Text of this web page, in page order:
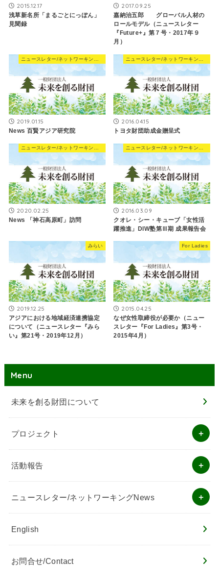
2015.12.17
浅草新名所「まるごとにっぽん」
見聞録
2017.09.25
嘉納治五郎 グローバル人材の
ロールモデル（ニュースレター
『Future+』第７号・2017年９
月）
2019.01.15
News 百賢アジア研究院
2016.04.15
トヨタ財団助成金贈呈式
ニュースレター/ネットワーキングNews
2020.02.25
News 「神石高原町」訪問
ニュースレター/ネットワーキングNews
2016.03.09
クオレ・シー・キューブ「女性活
躍推進」DIW塾第Ⅲ期 成果報告会
みらい
2019.12.25
アジアにおける地域経済連携協定
について（ニュースレター『みら
い』第21号・2019年12月）
For Ladies
2015.04.25
なぜ女性取締役が必要か（ニュー
スレター『For Ladies』第3号・
2015年4月）
Menu
未来を創る財団について
プロジェクト
活動報告
ニュースレター/ネットワーキングNews
English
お問合せ/Contact